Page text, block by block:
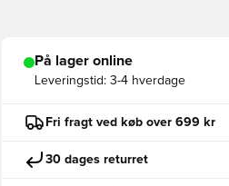
På lager online
Leveringstid: 3-4 hverdage
Fri fragt ved køb over 699 kr
30 dages returret